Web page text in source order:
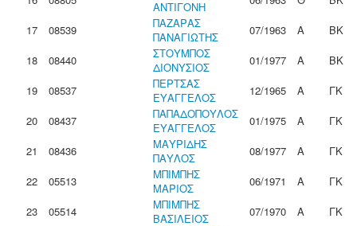
ΑΝΤΙΓΟΝΗ
17
08539
ΠΑΖΑΡΑΣ
ΠΑΝΑΓΙΩΤΗΣ
07/1963 Α
ΒΚ
18
08440
ΣΤΟΥΜΠΟΣ
ΔΙΟΝΥΣΙΟΣ
01/1977 Α
ΒΚ
19
08537
ΠΕΡΤΣΑΣ
ΕΥΑΓΓΕΛΟΣ
12/1965 Α
ΓΚ
20
08437
ΠΑΠΑΔΟΠΟΥΛΟΣ
ΕΥΑΓΓΕΛΟΣ
01/1975 Α
ΓΚ
21
08436
ΜΑΥΡΙΔΗΣ
ΠΑΥΛΟΣ
08/1977 Α
ΓΚ
22
05513
ΜΠΙΜΠΗΣ
ΜΑΡΙΟΣ
06/1971 Α
ΓΚ
23
05514
ΜΠΙΜΠΗΣ
ΒΑΣΙΛΕΙΟΣ
07/1970 Α
ΓΚ